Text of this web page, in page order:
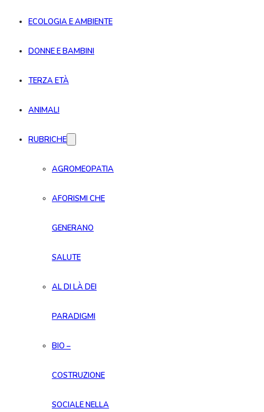
ECOLOGIA E AMBIENTE
DONNE E BAMBINI
TERZA ETÀ
ANIMALI
RUBRICHE
AGROMEOPATIA
AFORISMI CHE
GENERANO
SALUTE
AL DI LÀ DEI
PARADIGMI
BIO –
COSTRUZIONE
SOCIALE NELLA